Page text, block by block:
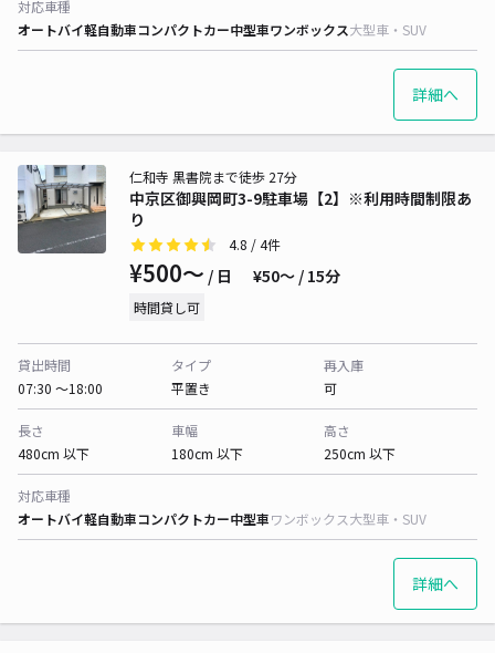
対応車種
オートバイ軽自動車コンパクトカー中型車ワンボックス大型車・SUV
詳細へ
中京区御興岡町3-9駐車場【2】※利用時間制限あ
り
仁和寺 黒書院まで徒歩 27分
4.8 / 4件
¥500〜 / 日 ¥50〜 / 15分
時間貸し可
貸出時間
07:30 〜18:00
タイプ
平置き
再入庫
可
長さ
480cm 以下
車幅
180cm 以下
高さ
250cm 以下
対応車種
オートバイ軽自動車コンパクトカー中型車ワンボックス大型車・SUV
詳細へ